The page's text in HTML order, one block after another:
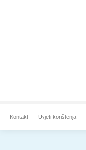
Kontakt Uvjeti korištenja